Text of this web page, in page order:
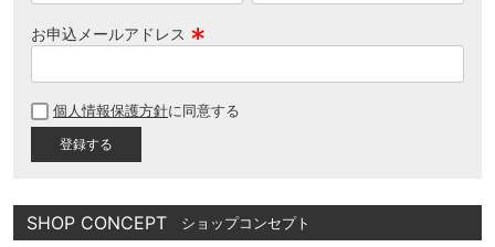
お申込メールアドレス
須
個人情報保護方針に同意する
SHOP CONCEPT ショップコンセプト